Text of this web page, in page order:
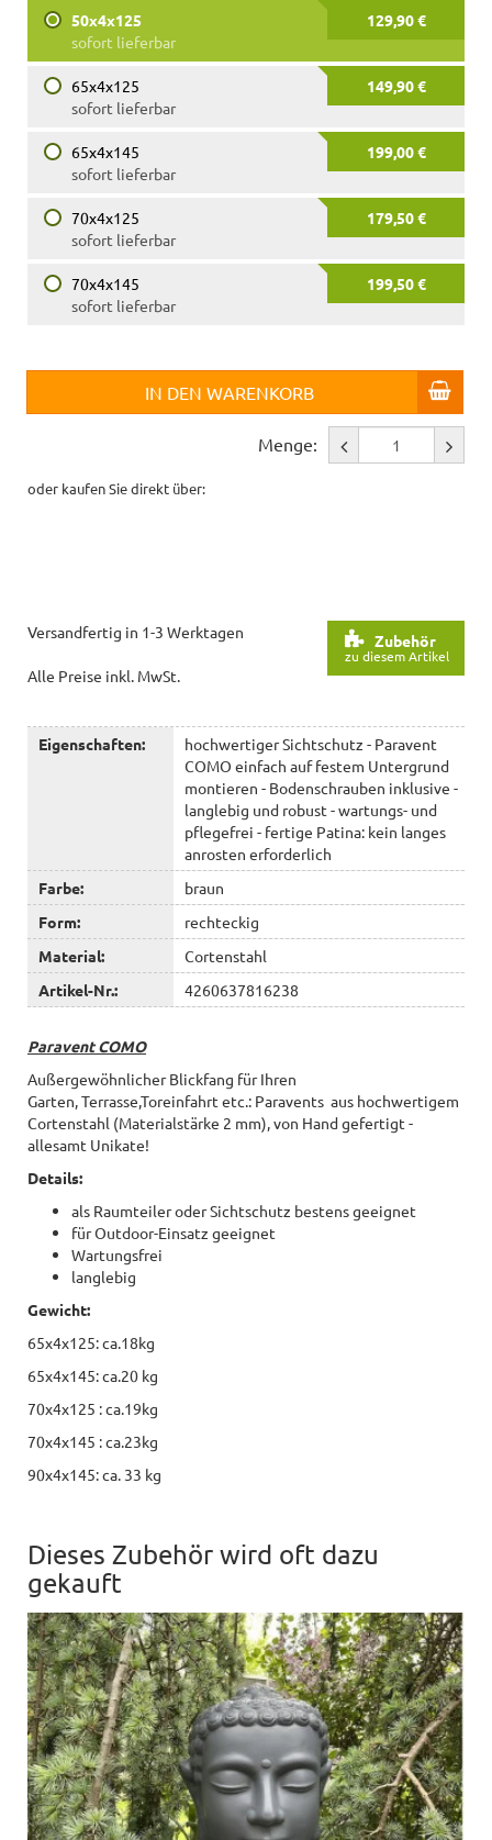
50x4x125
129,90 €
sofort lieferbar
65x4x125
149,90 €
sofort lieferbar
65x4x145
199,00 €
sofort lieferbar
70x4x125
179,50 €
sofort lieferbar
70x4x145
199,50 €
sofort lieferbar
IN DEN WARENKORB
Menge:
oder kaufen Sie direkt über:
Zubehör
zu diesem Artikel
Versandfertig in 1-3 Werktagen
Alle Preise inkl. MwSt.
Eigenschaften:
hochwertiger Sichtschutz - Paravent
COMO einfach auf festem Untergrund
montieren - Bodenschrauben inklusive -
langlebig und robust - wartungs- und
pflegefrei - fertige Patina: kein langes
anrosten erforderlich
Farbe:
braun
Form:
rechteckig
Material:
Cortenstahl
Artikel-Nr.:
4260637816238
Paravent COMO
Außergewöhnlicher Blickfang für Ihren
Garten, Terrasse,Toreinfahrt etc.: Paravents aus hochwertigem
Cortenstahl (Materialstärke 2 mm), von Hand gefertigt -
allesamt Unikate!
Details:
als Raumteiler oder Sichtschutz bestens geeignet
für Outdoor-Einsatz geeignet
Wartungsfrei
langlebig
Gewicht:
65x4x125: ca.18kg
65x4x145: ca.20 kg
70x4x125 : ca.19kg
70x4x145 : ca.23kg
90x4x145: ca. 33 kg
Dieses Zubehör wird oft dazu
gekauft